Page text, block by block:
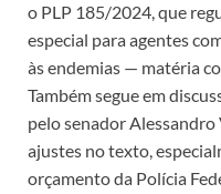
o PLP 185/2024, que
especial para agentes
às endemias — matéria
Também segue em
pelo senador
ajustes no texto,
orçamento da Polícia